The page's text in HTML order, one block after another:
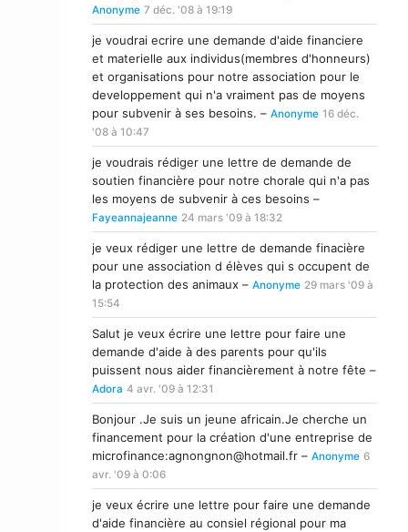
Anonyme 7 déc. '08 à 19:19
je voudrai ecrire une demande d'aide financiere
et materielle aux individus(membres d'honneurs)
et organisations pour notre association pour le
developpement qui n'a vraiment pas de moyens
pour subvenir à ses besoins. – Anonyme 16 déc.
'08 à 10:47
je voudrais rédiger une lettre de demande de
soutien financière pour notre chorale qui n'a pas
les moyens de subvenir à ces besoins –
Fayeannajeanne 24 mars '09 à 18:32
je veux rédiger une lettre de demande finacière
pour une association d élèves qui s occupent de
la protection des animaux – Anonyme 29 mars '09 à
15:54
Salut je veux écrire une lettre pour faire une
demande d'aide à des parents pour qu'ils
puissent nous aider financièrement à notre fête –
Adora 4 avr. '09 à 12:31
Bonjour .Je suis un jeune africain.Je cherche un
financement pour la création d'une entreprise de
microfinance:agnongnon@hotmail.fr– Anonyme 6
avr. '09 à 0:06
je veux écrire une lettre pour faire une demande
d'aide financière au consiel régional pour ma